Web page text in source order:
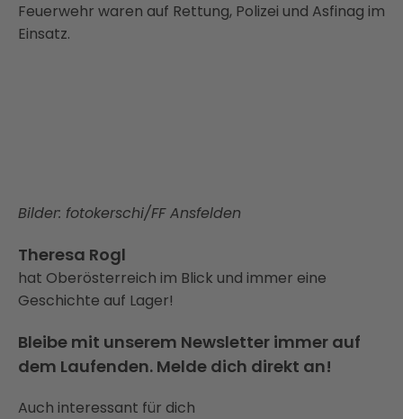
Feuerwehr waren auf Rettung, Polizei und Asfinag im
Einsatz.
Bilder: fotokerschi/FF Ansfelden
Theresa Rogl
hat Oberösterreich im Blick und immer eine
Geschichte auf Lager!
Bleibe mit unserem Newsletter immer auf
dem Laufenden. Melde dich direkt an!
Auch interessant für dich